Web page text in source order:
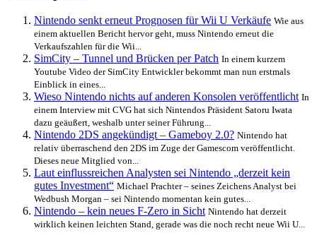
Nintendo senkt erneut Prognosen für Wii U Verkäufe Wie aus
einem aktuellen Bericht hervor geht, muss Nintendo erneut die
Verkaufszahlen für die Wii...
SimCity – Tunnel und Brücken per Patch In einem kurzem
Youtube Video der SimCity Entwickler bekommt man nun erstmals
Einblick in eines...
Wieso Nintendo nichts auf anderen Konsolen veröffentlicht In
einem Interview mit CVG hat sich Nintendos Präsident Satoru Iwata
dazu geäußert, weshalb unter seiner Führung...
Nintendo 2DS angekündigt – Gameboy 2.0? Nintendo hat
relativ überraschend den 2DS im Zuge der Gamescom veröffentlicht.
Dieses neue Mitglied von...
Laut einflussreichen Analysten sei Nintendo „derzeit kein
gutes Investment“ Michael Prachter – seines Zeichens Analyst bei
Wedbush Morgan – sei Nintendo momentan kein gutes...
Nintendo – kein neues F-Zero in Sicht Nintendo hat derzeit
wirklich keinen leichten Stand, gerade was die noch recht neue Wii U...